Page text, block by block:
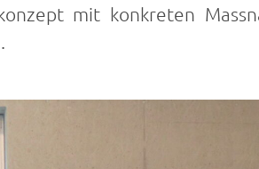
mit konkreten